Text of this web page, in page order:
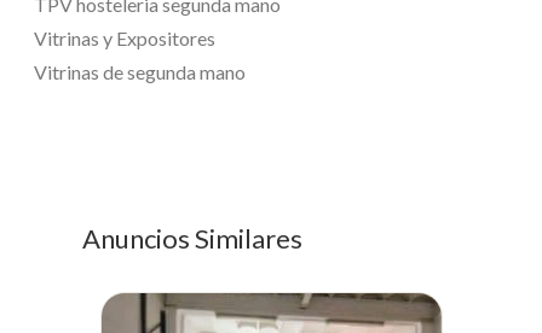
Vitrinas y Expositores
Vitrinas de segunda mano
Anuncios Similares